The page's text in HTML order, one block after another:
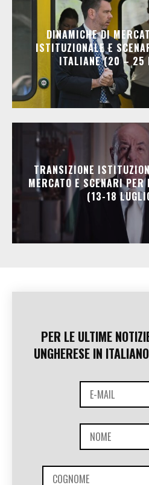
DINAMICHE DI
ISTITUZIONALE E
ITALIANE (20 – 25
TRANSIZIONE
MERCATO E SCENARI
(13-18
PER LE ULTIME
UNGHERESE IN